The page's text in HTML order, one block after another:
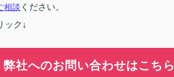
相談 ください。
ック↓
弊社へのお問い合わせはこちら